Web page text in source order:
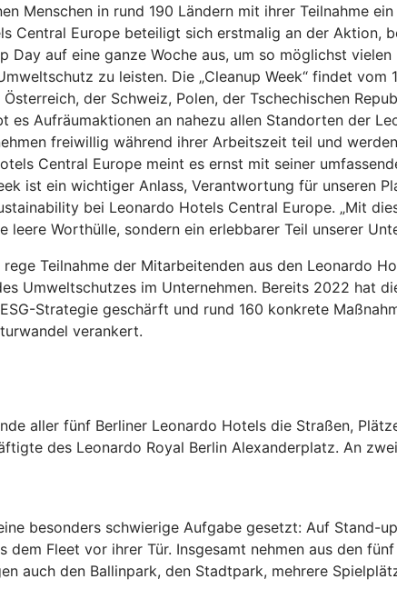
Menschen in rund 190 Ländern mit ihrer Teilnahme
Central Europe beteiligt sich erstmalig an der Aktion,
Day auf eine ganze Woche aus, um so möglichst
zu leisten. Die „Cleanup Week“ findet vom
der Schweiz, Polen, der Tschechischen
es Aufräumaktionen an nahezu allen Standorten der
freiwillig während ihrer Arbeitszeit teil und
Central Europe meint es ernst mit seiner
ist ein wichtiger Anlass, Verantwortung für unseren
bei Leonardo Hotels Central Europe. „Mit
leere Worthülle, sondern ein erlebbarer Teil unserer
Teilnahme der Mitarbeitenden aus den Leonardo
Umweltschutzes im Unternehmen. Bereits 2022 hat
Strategie geschärft und rund 160 konkrete
verankert.
aller fünf Berliner Leonardo Hotels die Straßen,
des Leonardo Royal Berlin Alexanderplatz. An
besonders schwierige Aufgabe gesetzt: Auf Stand-
dem Fleet vor ihrer Tür. Insgesamt nehmen aus den
auch den Ballinpark, den Stadtpark, mehrere